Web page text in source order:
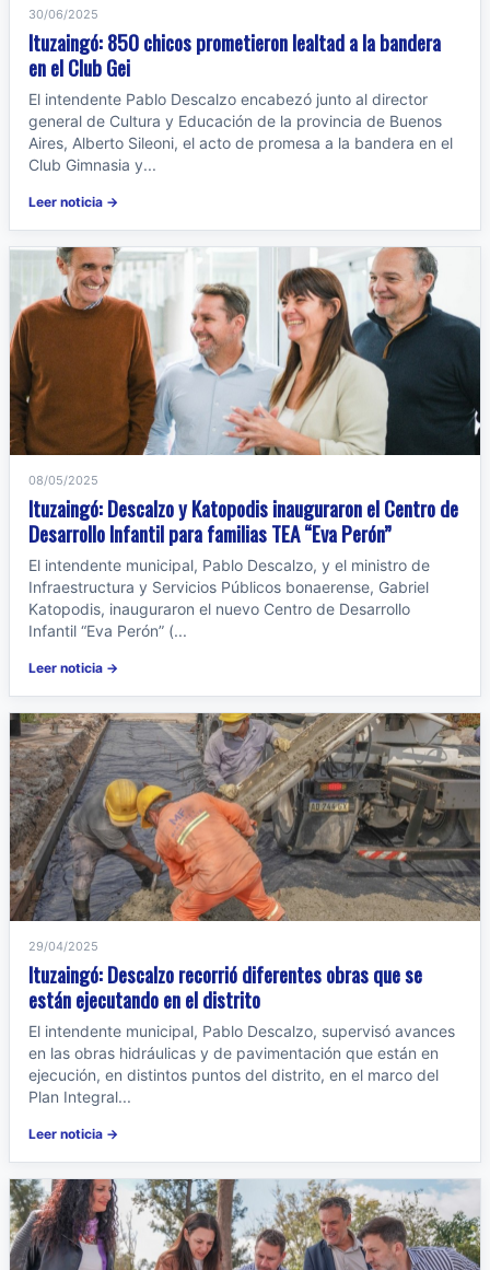
30/06/2025
Ituzaingó: 850 chicos prometieron lealtad a la bandera
en el Club Gei
El intendente Pablo Descalzo encabezó junto al director
general de Cultura y Educación de la provincia de Buenos
Aires, Alberto Sileoni, el acto de promesa a la bandera en el
Club Gimnasia y...
Leer noticia →
08/05/2025
Ituzaingó: Descalzo y Katopodis inauguraron el Centro de
Desarrollo Infantil para familias TEA “Eva Perón”
El intendente municipal, Pablo Descalzo, y el ministro de
Infraestructura y Servicios Públicos bonaerense, Gabriel
Katopodis, inauguraron el nuevo Centro de Desarrollo
Infantil “Eva Perón” (...
Leer noticia →
29/04/2025
Ituzaingó: Descalzo recorrió diferentes obras que se
están ejecutando en el distrito
El intendente municipal, Pablo Descalzo, supervisó avances
en las obras hidráulicas y de pavimentación que están en
ejecución, en distintos puntos del distrito, en el marco del
Plan Integral...
Leer noticia →